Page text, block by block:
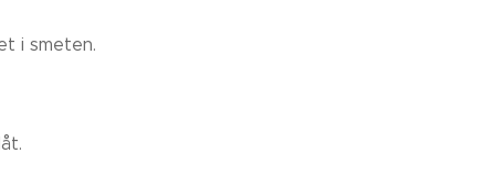
i smeten.